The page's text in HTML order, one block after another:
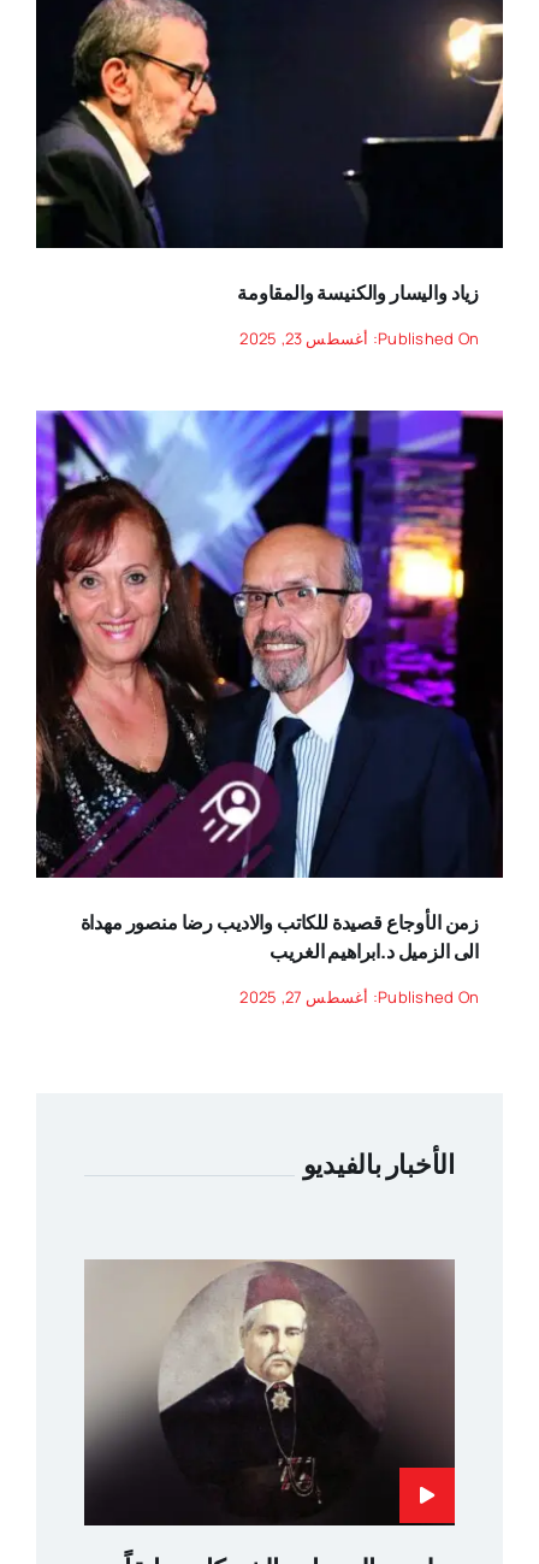
زياد واليسار والكنيسة والمقاومة
Published On: أغسطس 23, 2025
زمن الأوجاع قصيدة للكاتب والاديب رضا منصور مهداة
الى الزميل د.ابراهيم الغريب
Published On: أغسطس 27, 2025
الأخبار بالفيديو